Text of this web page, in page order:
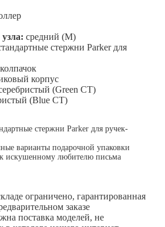
средний (M)
стержни Parker для
корпус
(Green CT)
(Blue CT)
стержни Parker для ручек-
варианты подарочной упаковки
искушенному любителю письма
ограничено, гарантированная
заказе
поставка моделей, не